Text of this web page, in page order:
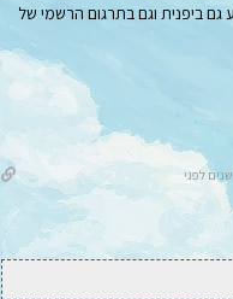
גם ביפנית וגם בתרגום הרשמי של